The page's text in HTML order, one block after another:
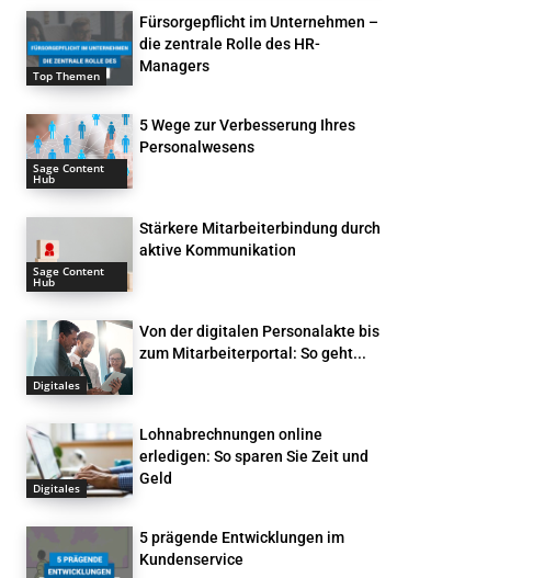
Top Themen
Fürsorgepflicht im Unternehmen –
die zentrale Rolle des HR-
Managers
Sage Content
Hub
5 Wege zur Verbesserung Ihres
Personalwesens
Sage Content
Hub
Stärkere Mitarbeiterbindung durch
aktive Kommunikation
Digitales
Von der digitalen Personalakte bis
zum Mitarbeiterportal: So geht...
Digitales
Lohnabrechnungen online
erledigen: So sparen Sie Zeit und
Geld
5 prägende Entwicklungen im
Kundenservice